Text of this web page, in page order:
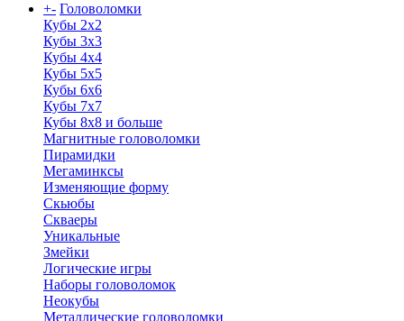
+- Головоломки
Кубы 2х2
Кубы 3х3
Кубы 4x4
Кубы 5х5
Кубы 6х6
Кубы 7х7
Кубы 8х8 и больше
Магнитные головоломки
Пирамидки
Мегаминксы
Изменяющие форму
Скьюбы
Скваеры
Уникальные
Змейки
Логические игры
Наборы головоломок
Неокубы
Металлические головоломки